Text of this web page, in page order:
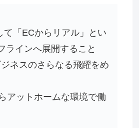
「ECからリアル」とい
ラインへ展開すること
ネスのさらなる飛躍をめ
アットホームな環境で働